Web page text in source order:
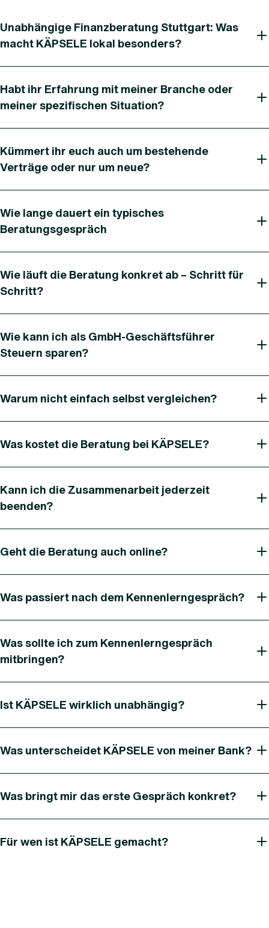
Unabhängige Finanzberatung Stuttgart: Was
macht KÄPSELE lokal besonders?
Habt ihr Erfahrung mit meiner Branche oder
meiner spezifischen Situation?
Kümmert ihr euch auch um bestehende
Verträge oder nur um neue?
Wie lange dauert ein typisches
Beratungsgespräch
Wie läuft die Beratung konkret ab – Schritt für
Schritt?
Wie kann ich als GmbH-Geschäftsführer
Steuern sparen?
Warum nicht einfach selbst vergleichen?
Was kostet die Beratung bei KÄPSELE?
Kann ich die Zusammenarbeit jederzeit
beenden?
Geht die Beratung auch online?
Was passiert nach dem Kennenlerngespräch?
Was sollte ich zum Kennenlerngespräch
mitbringen?
Ist KÄPSELE wirklich unabhängig?
Was unterscheidet KÄPSELE von meiner Bank?
Was bringt mir das erste Gespräch konkret?
Für wen ist KÄPSELE gemacht?